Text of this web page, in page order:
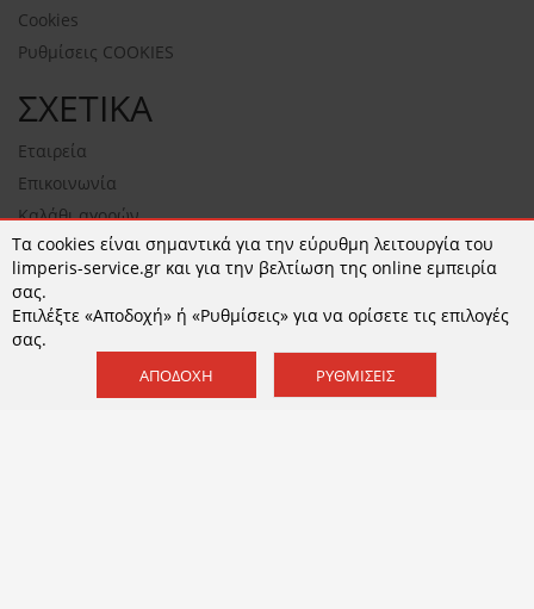
Cookies
Ρυθμίσεις COOKIES
ΣΧΕΤΙΚΑ
Εταιρεία
Επικοινωνία
Καλάθι αγορών
NEWSLETTER
ΕΓΓΡΑΦΉ
Αποδέχομαι τουςόρους χρήσηςκαι τηνΠολιτική
Τα cookies είναι σημαντικά για την εύρυθμη λειτουργία του
limperis-service.gr και για την βελτίωση της online εμπειρία
σας.
Επιλέξτε «Αποδοχή» ή «Ρυθμίσεις» για να ορίσετε τις επιλογές
σας.
ΑΠΟΔΟΧΉ ΡΥΘΜΊΣΕΙΣ